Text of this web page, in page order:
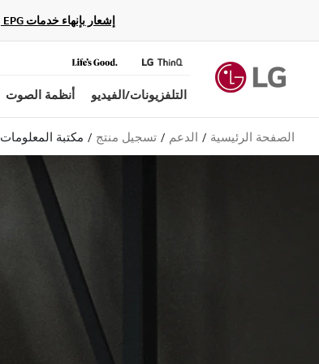
إشعار بإنهاء خدمات Gracenote Music ID / Video ID / eyeQ EPG لأجهزة مشغّل Blu-ray وأنظمة المسرح المنزلي Blu-ray، حيث لن تكون متاحة بعد الآن.
التلفزيونات/الفيديو أنظمة الصوت
الصفحة الرئيسية الدعم تسجيل منتج مكتبة المعلومات